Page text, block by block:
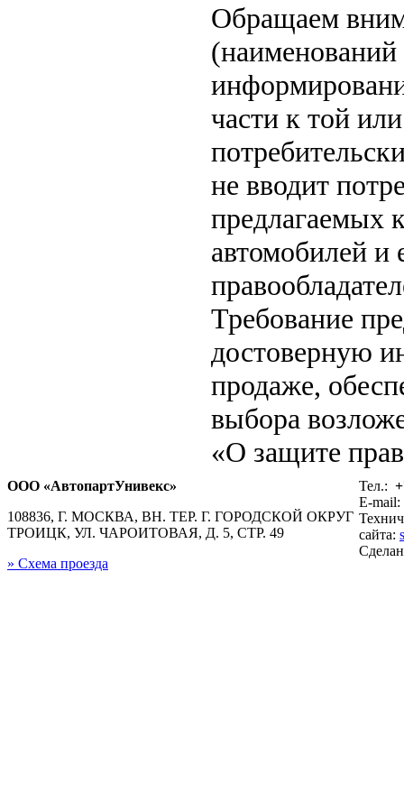
Обращаем
(наименований
части к той
не вводит
предлагаемых
автомобилей и
Требование
достоверную
продаже,
выбора
«О защите
ООО «АвтопартУнивекс»
108836, Г. МОСКВА, ВН. ТЕР. Г. ГОРОДСКОЙ ОКРУГ
ТРОИЦК, УЛ. ЧАРОИТОВАЯ, Д. 5, СТР. 49
» Схема проезда
Тел.:
E-mail:
сайта: